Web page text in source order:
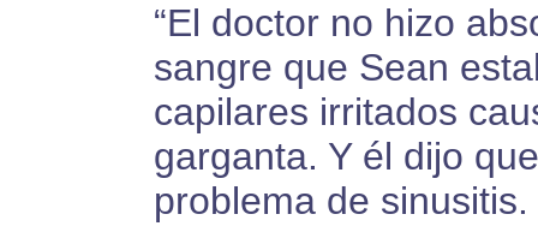
“El doctor no hizo
sangre que Sean
capilares irritados
garganta. Y él dijo
problema de sinusitis.